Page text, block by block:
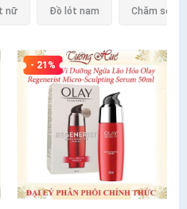
nữ Đồ lót nam Chăm sóc
- 21%